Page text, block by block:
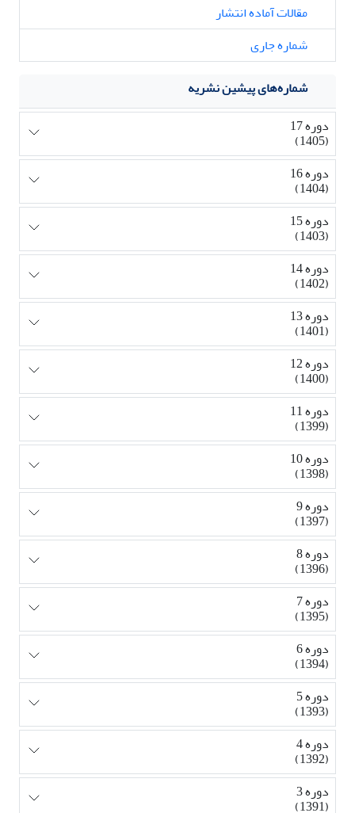
مقالات آماده انتشار
شماره جاری
شماره‌های پیشین نشریه
دوره 17
(1405)
دوره 16
(1404)
دوره 15
(1403)
دوره 14
(1402)
دوره 13
(1401)
دوره 12
(1400)
دوره 11
(1399)
دوره 10
(1398)
دوره 9
(1397)
دوره 8
(1396)
دوره 7
(1395)
دوره 6
(1394)
دوره 5
(1393)
دوره 4
(1392)
دوره 3
(1391)